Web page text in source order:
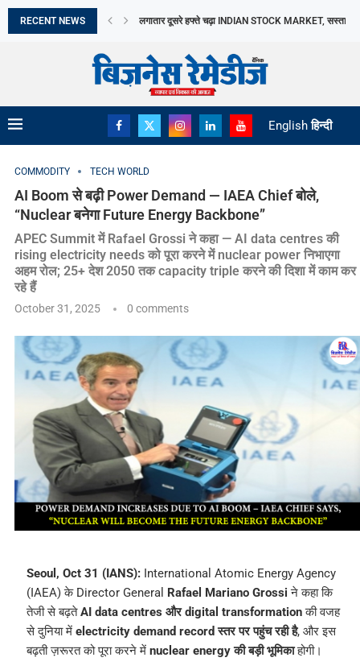
RECENT NEWS TAMIL NADU में DAIRY SECTOR को बढ़ावा, AAVIN...
English हिन्दी
COMMODITY TECH WORLD
AI Boom से बढ़ी Power Demand — IAEA Chief बोले,
“Nuclear बनेगा Future Energy Backbone”
APEC Summit में Rafael Grossi ने कहा — AI data centres की
rising electricity needs को पूरा करने में nuclear power निभाएगा
अहम रोल; 25+ देश 2050 तक capacity triple करने की दिशा में काम कर
रहे हैं
October 31, 2025 0 comments
Seoul, Oct 31 (IANS):International Atomic Energy Agency
(IAEA) के Director General Rafael Mariano Grossi ने कहा कि
तेजी से बढ़तेAI data centres और digital transformationकी वजह
से दुनिया में electricity demand record स्तर पर पहुंच रही है, और इस
बढ़ती ज़रूरत को पूरा करने में nuclear energy की बड़ी भूमिकाहोगी।